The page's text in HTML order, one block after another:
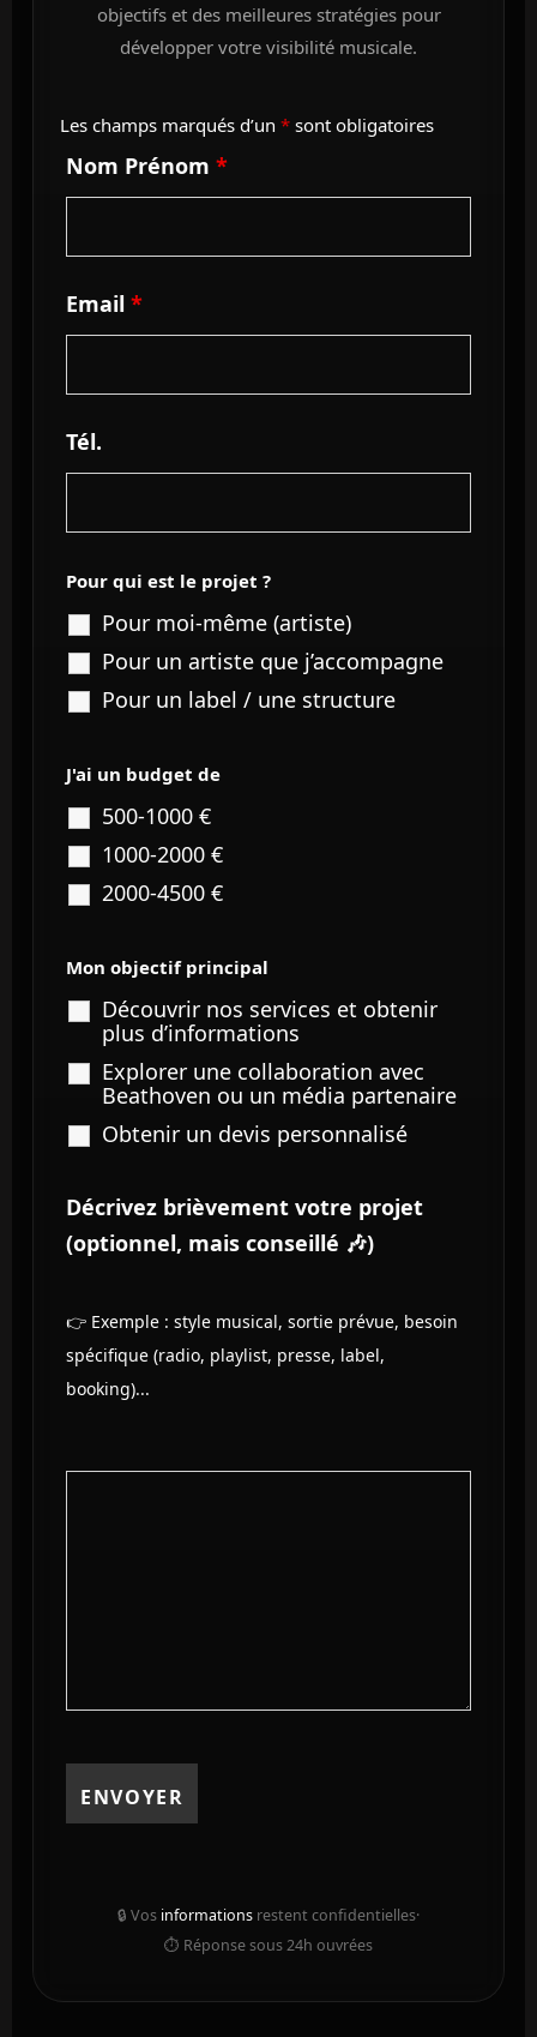
objectifs et des meilleures stratégies pour
développer votre visibilité musicale.
Les champs marqués d’un* sont obligatoires
Nom Prénom*
Email*
Tél.
Pour qui est le projet ?
Pour moi-même (artiste)
Pour un artiste que j’accompagne
Pour un label / une structure
J'ai un budget de
500-1000 €
1000-2000 €
2000-4500 €
Mon objectif principal
Découvrir nos services et obtenir
plus d’informations
Explorer une collaboration avec
Beathoven ou un média partenaire
Obtenir un devis personnalisé
Décrivez brièvement votre projet
(optionnel, mais conseillé 🎶)
👉 Exemple : style musical, sortie prévue, besoin
spécifique (radio, playlist, presse, label,
booking)...
🔒 Vos informations restent confidentielles·
⏱️ Réponse sous 24h ouvrées